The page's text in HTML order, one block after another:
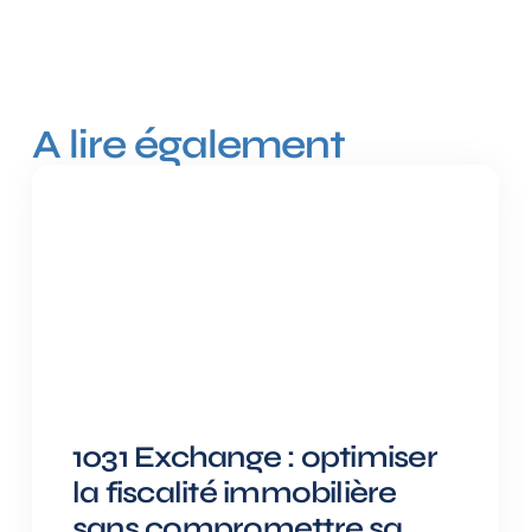
A lire également
1031 Exchange : optimiser
la fiscalité immobilière